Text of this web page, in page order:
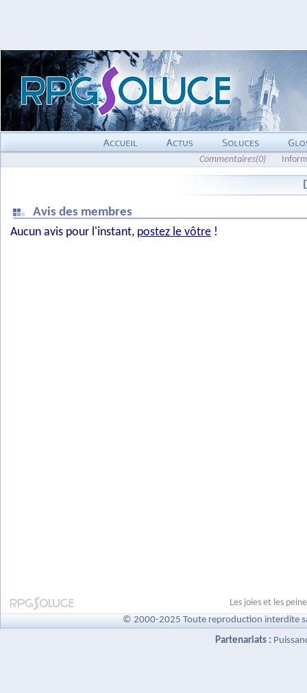
Commentaires(0)
Avis des membres
Aucun avis pour l'instant, postez le vôtre !
Les joies et les
© 2000-2025 Toute reproduction interdite
Partenariats :